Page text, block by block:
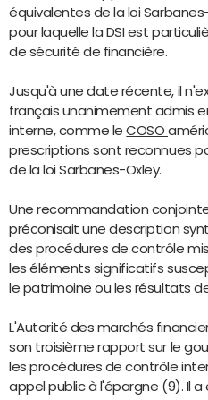
équivalentes de la loi
pour laquelle la DSI est
de sécurité de financière.
Jusqu'à une date récente, il
français unanimement admis
interne, comme leCOSO
prescriptions sont reconnues
de la loi Sarbanes-Oxley.
Une recommandation conjointe
préconisait une description
des procédures de contrôle
les éléments significatifs
le patrimoine ou les résultats
L'Autorité des marchés
son troisième rapport sur le
les procédures de contrôle
appel public à l'épargne (9). Il